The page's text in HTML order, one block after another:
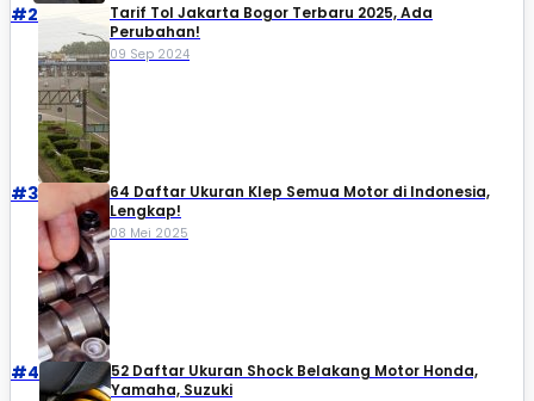
#2
Tarif Tol Jakarta Bogor Terbaru 2025, Ada
Perubahan!
09 Sep 2024
#3
64 Daftar Ukuran Klep Semua Motor di Indonesia,
Lengkap!
08 Mei 2025
#4
52 Daftar Ukuran Shock Belakang Motor Honda,
Yamaha, Suzuki​